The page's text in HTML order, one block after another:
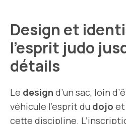
Design et
l’esprit judo
détails
Le design d’un sac, loin
véhicule l’esprit du dojo et
cette discipline.